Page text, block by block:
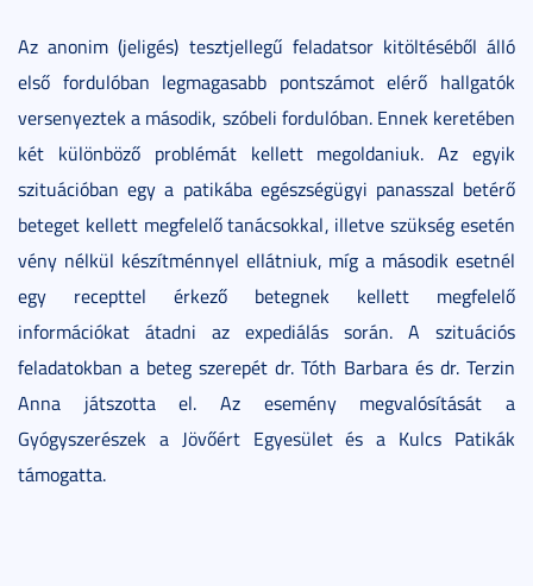
Az anonim (jeligés) tesztjellegű feladatsor kitöltéséből álló
első fordulóban legmagasabb pontszámot elérő hallgatók
versenyeztek a második, szóbeli fordulóban. Ennek keretében
két különböző problémát kellett megoldaniuk. Az egyik
szituációban egy a patikába egészségügyi panasszal betérő
beteget kellett megfelelő tanácsokkal, illetve szükség esetén
vény nélkül készítménnyel ellátniuk, míg a második esetnél
egy recepttel érkező betegnek kellett megfelelő
információkat átadni az expediálás során. A szituációs
feladatokban a beteg szerepét dr. Tóth Barbara és dr. Terzin
Anna játszotta el. Az esemény megvalósítását a
Gyógyszerészek a Jövőért Egyesület és a Kulcs Patikák
támogatta.